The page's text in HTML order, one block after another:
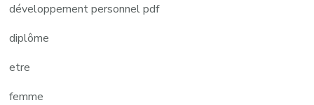
développement personnel pdf
diplôme
etre
femme